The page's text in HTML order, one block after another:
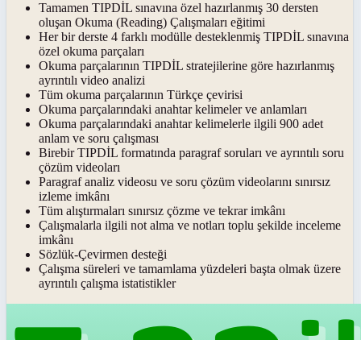
Tamamen TIPDİL sınavına özel hazırlanmış 30 dersten
oluşan Okuma (Reading) Çalışmaları eğitimi
Her bir derste 4 farklı modülle desteklenmiş TIPDİL sınavına
özel okuma parçaları
Okuma parçalarının TIPDİL stratejilerine göre hazırlanmış
ayrıntılı video analizi
Tüm okuma parçalarının Türkçe çevirisi
Okuma parçalarındaki anahtar kelimeler ve anlamları
Okuma parçalarındaki anahtar kelimelerle ilgili 900 adet
anlam ve soru çalışması
Birebir TIPDİL formatında paragraf soruları ve ayrıntılı soru
çözüm videoları
Paragraf analiz videosu ve soru çözüm videolarını sınırsız
izleme imkânı
Tüm alıştırmaları sınırsız çözme ve tekrar imkânı
Çalışmalarla ilgili not alma ve notları toplu şekilde inceleme
imkânı
Sözlük-Çevirmen desteği
Çalışma süreleri ve tamamlama yüzdeleri başta olmak üzere
ayrıntılı çalışma istatistikler